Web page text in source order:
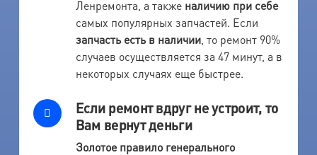
Ленремонта, а также наличию при себе
самых популярных запчастей. Если
запчасть есть в наличии, то ремонт 90%
случаев осуществляется за 47 минут, а в
некоторых случаях еще быстрее.
Если ремонт вдруг не устроит, то
Вам вернут деньги
Золотое правило генерального